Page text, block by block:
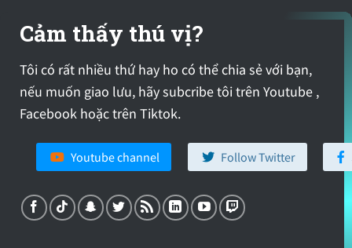
Cảm thấy thú vị?
Tôi có rất nhiều thứ hay ho có thể chia sẻ với bạn,
nếu muốn giao lưu, hãy subcribe tôi trên Youtube ,
Facebook hoặc trên Tiktok.
Youtube channel Follow Twitter